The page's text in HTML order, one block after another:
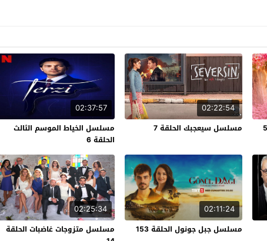
02:22:54
مسلسل سيعجبك الحلقة 7
02:37:57
مسلسل الخياط الموسم الثالث
الحلقة 6
02:11:24
مسلسل جبل جونول الحلقة 153
02:25:34
مسلسل متزوجات غاضبات الحلقة